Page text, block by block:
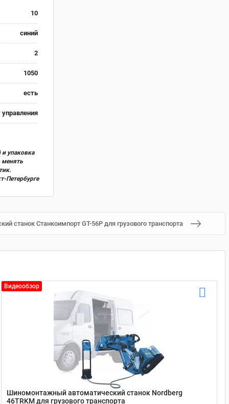
10
синий
2
1050
есть
управления
упаковка
менять
Петербурге
станок Станкоимпорт GT-56P для грузового транспорта
Видеообзор
Шиномонтажный автоматический станок Nordberg
46TRKM для грузового транспорта